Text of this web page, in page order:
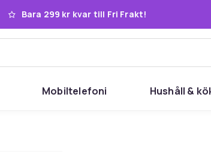
Bara 299 kr kvar till Fri Frakt!
Mobiltelefoni Hushåll &